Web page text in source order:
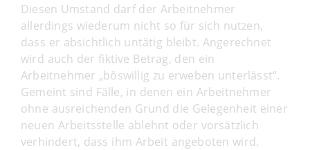
Diesen Umstand darf der Arbeitnehmer
allerdings wiederum nicht so für sich nutzen,
dass er absichtlich untätig bleibt. Angerechnet
wird auch der fiktive Betrag, den ein
Arbeitnehmer „böswillig zu erweben unterlässt“.
Gemeint sind Fälle, in denen ein Arbeitnehmer
ohne ausreichenden Grund die Gelegenheit einer
neuen Arbeitsstelle ablehnt oder vorsätzlich
verhindert, dass ihm Arbeit angeboten wird.